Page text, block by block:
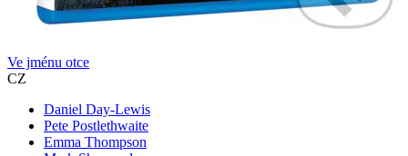
Ve jménu otce
CZ
Daniel Day-Lewis
Pete Postlethwaite
Emma Thompson